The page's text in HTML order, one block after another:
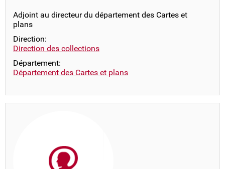
Adjoint au directeur du département des Cartes et
plans
Direction:
Direction des collections
Département:
Département des Cartes et plans